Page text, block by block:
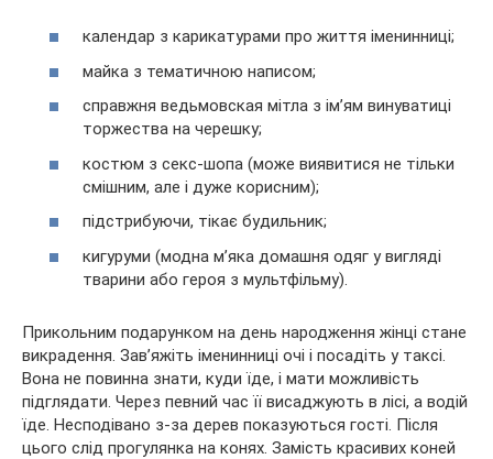
календар з карикатурами про життя іменинниці;
майка з тематичною написом;
справжня ведьмовская мітла з ім’ям винуватиці
торжества на черешку;
костюм з секс-шопа (може виявитися не тільки
смішним, але і дуже корисним);
підстрибуючи, тікає будильник;
кигуруми (модна м’яка домашня одяг у вигляді
тварини або героя з мультфільму).
Прикольним подарунком на день народження жінці стане
викрадення. Зав’яжіть іменинниці очі і посадіть у таксі.
Вона не повинна знати, куди їде, і мати можливість
підглядати. Через певний час її висаджують в лісі, а водій
їде. Несподівано з-за дерев показуються гості. Після
цього слід прогулянка на конях. Замість красивих коней